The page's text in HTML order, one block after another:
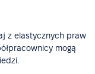
z elastycznych praw
mogą